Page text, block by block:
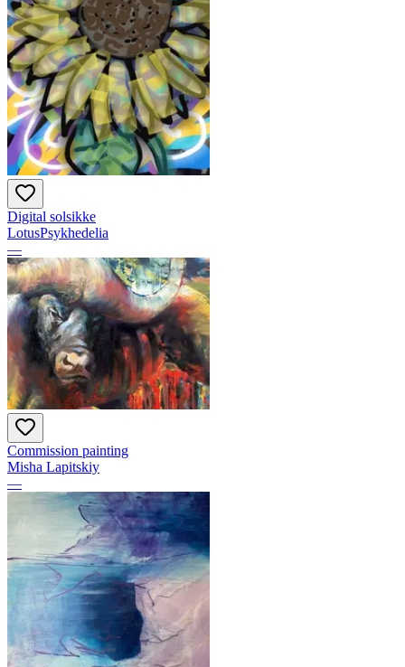
Digital solsikke
LotusPsykhedelia
—
Commission painting
Misha Lapitskiy
—